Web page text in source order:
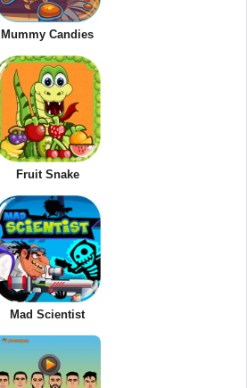
Mummy Candies
Fruit Snake
Mad Scientist